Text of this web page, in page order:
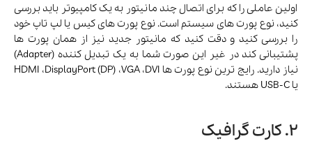
اولین عاملی را که برای اتصال چند مانیتور به یک کامپیوتر باید بررسی
کنید، نوع پورت های سیستم است. نوع پورت های کیس یا لپ تاپ خود
را بررسی کنید و دقت کنید که مانیتور جدید نیز از همان پورت ها
پشتیبانی کند در غیر این صورت شما به یک تبدیل کننده (Adapter)
نیاز دارید. رایج ترین نوع پورت ها HDMI ،DisplayPort (DP) ،VGA ،DVI
یا USB-C هستند.
2. کارت گرافیک